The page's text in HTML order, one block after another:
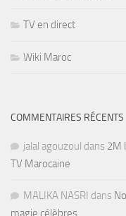
TV en direct
Wiki Maroc
COMMENTAIRES RÉCENTS
jalal agouzoul dans 2M
TV Marocaine
MALIKA NASRI dans
magie célèbres